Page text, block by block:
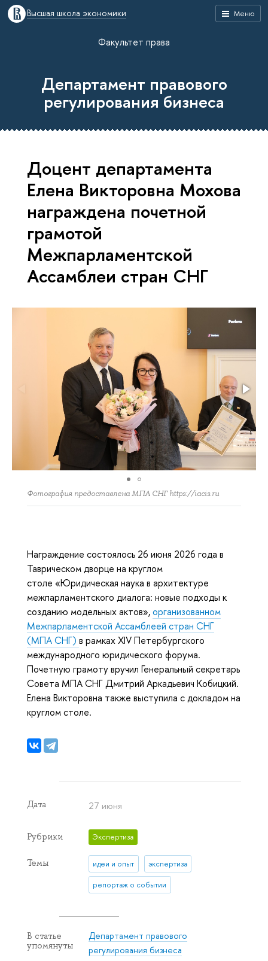
Меню
Высшая школа экономики
Факультет права
Департамент правового
регулирования бизнеса
Доцент департамента
Елена Викторовна Мохова
награждена почетной
грамотой
Межпарламентской
Ассамблеи стран СНГ
Фотография предоставлена МПА СНГ https://iacis.ru
Награждение состоялось 26 июня 2026 года в
Таврическом дворце на круглом
столе «Юридическая наука в архитектуре
межпарламентского диалога: новые подходы к
созданию модельных актов»,организованном
Межпарламентской Ассамблеей стран СНГ
(МПА СНГ) в рамках XIV Петербургского
международного юридического форума.
Почетную грамоту вручил Генеральный секретарь
Совета МПА СНГ Дмитрий Аркадьевич Кобицкий.
Елена Викторовна также выступила с докладом на
круглом столе.
Дата 27 июня
Рубрики Экспертиза
Темы идеи и опыт экспертиза
репортаж о событии
В статье
упомянуты
Департамент правового
регулирования бизнеса